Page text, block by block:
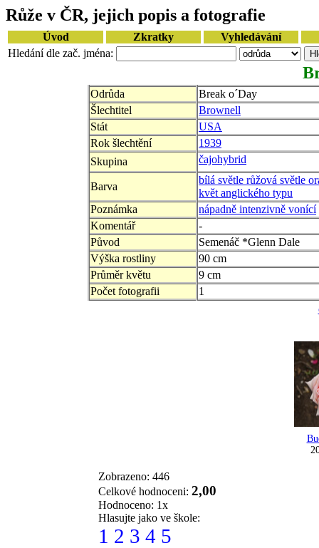
Růže v ČR, jejich popis a fotografie
Úvod Zkratky
Vyhledávání
Hledání dle zač. jména:
Odrůda
Break o´Day
Šlechtitel
Brownell
Stát
USA
Rok šlechtění
1939
Skupina
čajohybrid
Barva
bílá světle růžová světle
květ anglického typu
Poznámka
nápadně intenzivně vonící
Komentář
-
Původ
Semenáč *Glenn Dale
Výška rostliny
90 cm
Průměr květu
9 cm
Počet fotografii
1
Zobrazeno: 446
Celkové hodnoceni: 2,00
Hodnoceno: 1x
Hlasujte jako ve škole:
1 2 3 4 5